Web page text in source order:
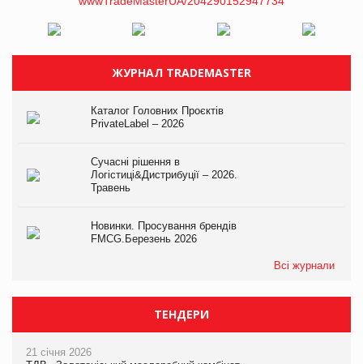
ЖУРНАЛ TRADEMASTER
Каталог Головних Проєктів
PrivateLabel – 2026
Сучасні рішення в
Логістиці&Дистрибуції – 2026.
Травень
Новинки. Просування брендів
FMCG.Березень 2026
Всі журнали
ТЕНДЕРИ
21 січня 2026